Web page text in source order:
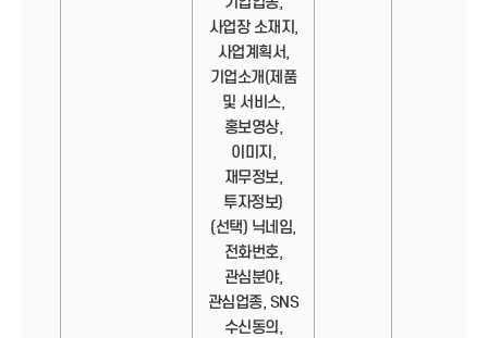
사업장 소재지,
사업계획서,
기업소개(제품
및 서비스,
홍보영상,
이미지,
재무정보,
투자정보)
(선택) 닉네임,
전화번호,
관심분야,
관심업종, SNS
수신동의,